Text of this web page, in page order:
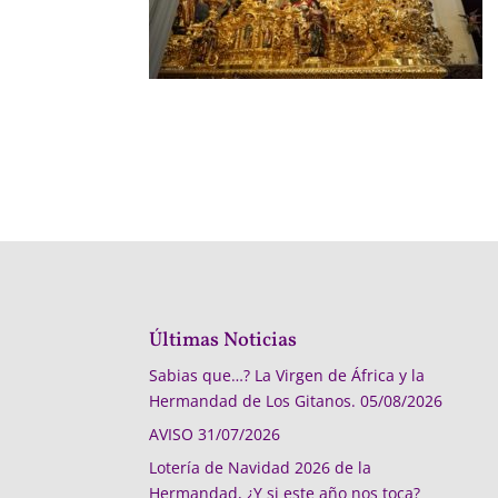
Últimas Noticias
Sabias que…? La Virgen de África y la
Hermandad de Los Gitanos. 05/08/2026
AVISO 31/07/2026
Lotería de Navidad 2026 de la
Hermandad, ¿Y si este año nos toca?